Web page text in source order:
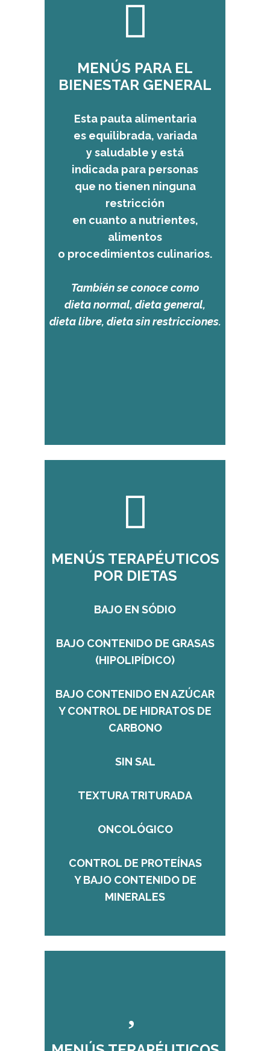
MENÚS PARA EL
BIENESTAR GENERAL
Esta pauta alimentaria
es equilibrada, variada
y saludable y está
indicada para personas
que no tienen ninguna
restricción
en cuanto a nutrientes,
alimentos
o procedimientos culinarios.
También se conoce como
dieta normal, dieta general,
dieta libre, dieta sin restricciones.
MENÚS TERAPÉUTICOS
POR DIETAS
BAJO EN SÓDIO
BAJO CONTENIDO DE GRASAS
(HIPOLIPÍDICO)
BAJO CONTENIDO EN AZÚCAR
Y CONTROL DE HIDRATOS DE
CARBONO
SIN SAL
TEXTURA TRITURADA
ONCOLÓGICO
CONTROL DE PROTEÍNAS
Y BAJO CONTENIDO DE
MINERALES